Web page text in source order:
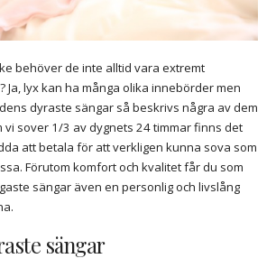
behöver de inte alltid vara extremt
Ja, lyx kan ha många olika innebörder men
dyraste sängar så beskrivs några av dem
vi sover 1/3 av dygnets 24 timmar finns det
att betala för att verkligen kunna sova som
Förutom komfort och kvalitet får du som
sängar även en personlig och livslång
sängar